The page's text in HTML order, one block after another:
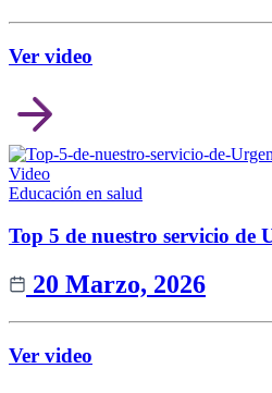
Ver video
Video
Educación en salud
Top 5 de nuestro servicio de
20 Marzo, 2026
Ver video